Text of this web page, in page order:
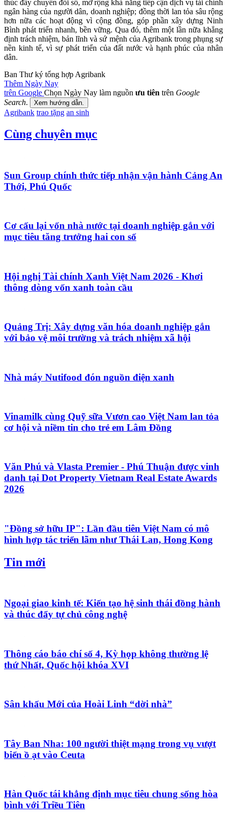
thúc đẩy chuyển đổi số, mở rộng khả năng tiếp cận dịch vụ tài chính
ngân hàng của người dân, doanh nghiệp; đồng thời lan tỏa sâu rộng
hơn nữa các hoạt động vì cộng đồng, góp phần xây dựng Ninh
Bình phát triển nhanh, bền vững. Qua đó, thêm một lần nữa khẳng
định trách nhiệm, bản lĩnh và sứ mệnh của Agribank trong phụng sự
nền kinh tế, vì sự phát triển của đất nước và hạnh phúc của nhân
dân.
Ban Thư ký tổng hợp Agribank
Thêm Ngày Nay
trên Google Chọn Ngày Nay làm nguồn ưu tiên trên Google
Search. Xem hướng dẫn.
Agribank trao tặng an sinh
Cùng chuyên mục
Sun Group chính thức tiếp nhận vận hành Cảng An
Thới, Phú Quốc
Cơ cấu lại vốn nhà nước tại doanh nghiệp gắn với
mục tiêu tăng trưởng hai con số
Hội nghị Tài chính Xanh Việt Nam 2026 - Khơi
thông dòng vốn xanh toàn cầu
Quảng Trị: Xây dựng văn hóa doanh nghiệp gắn
với bảo vệ môi trường và trách nhiệm xã hội
Nhà máy Nutifood đón nguồn điện xanh
Vinamilk cùng Quỹ sữa Vươn cao Việt Nam lan tỏa
cơ hội và niềm tin cho trẻ em Lâm Đồng
Văn Phú và Vlasta Premier - Phú Thuận được vinh
danh tại Dot Property Vietnam Real Estate Awards
2026
"Đồng sở hữu IP": Lần đầu tiên Việt Nam có mô
hình hợp tác triển lãm như Thái Lan, Hong Kong
Tin mới
Ngoại giao kinh tế: Kiến tạo hệ sinh thái đồng hành
và thúc đẩy tự chủ công nghệ
Thông cáo báo chí số 4, Kỳ họp không thường lệ
thứ Nhất, Quốc hội khóa XVI
Sân khấu Mới của Hoài Linh “dời nhà”
Tây Ban Nha: 100 người thiệt mạng trong vụ vượt
biển ồ ạt vào Ceuta
Hàn Quốc tái khẳng định mục tiêu chung sống hòa
bình với Triều Tiên